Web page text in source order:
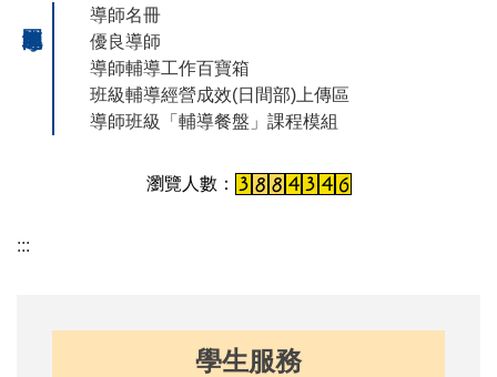
導師名冊
優良導師
導師輔導工作百寶箱
班級輔導經營成效(日間部)上傳區
導師班級「輔導餐盤」課程模組
:::
學生服務